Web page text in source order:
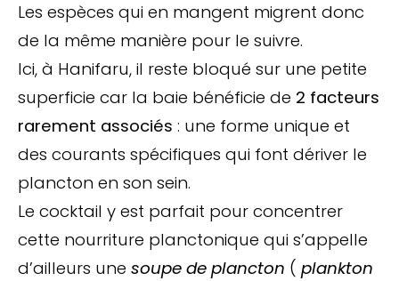
Les espèces qui en mangent migrent donc
de la même manière pour le suivre.
Ici, à Hanifaru, il reste bloqué sur une petite
superficie car la baie bénéficie de 2 facteurs
rarement associés : une forme unique et
des courants spécifiques qui font dériver le
plancton en son sein.
Le cocktail y est parfait pour concentrer
cette nourriture planctonique qui s’appelle
d’ailleurs une soupe de plancton ( plankton